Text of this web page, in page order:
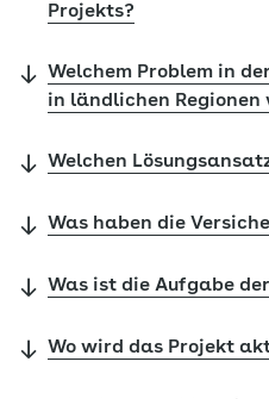
Projekts?
Welchem Problem in
in ländlichen Regionen
Welchen
Was haben die
Was ist die Aufgabe
Wo wird das Projekt